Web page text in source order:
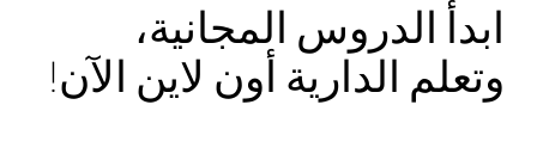
ابدأ الدروس المجانية،
وتعلم الدارية أون لاين الآن!